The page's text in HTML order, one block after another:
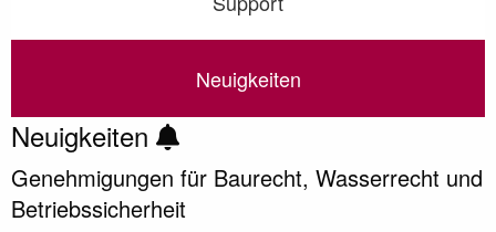
Neuigkeiten
Neuigkeiten
Genehmigungen für Baurecht, Wasserrecht und
Betriebssicherheit